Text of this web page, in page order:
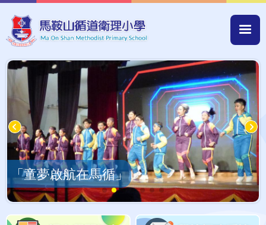
Skip to main content
「童夢啟航在馬循」